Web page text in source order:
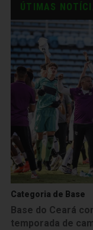
ÚTIMAS
Categoria de Base
Base do Ceará
temporada de